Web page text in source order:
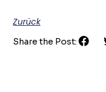
Zurück
Share the Post: